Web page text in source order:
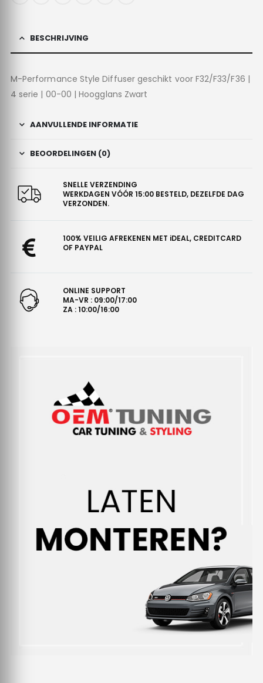
BESCHRIJVING
M-Performance Style Diffuser geschikt voor F32/F33/F36 |
4 serie | 00-00 | Hoogglans Zwart
AANVULLENDE INFORMATIE
BEOORDELINGEN (0)
SNELLE VERZENDING
WERKDAGEN VÓÓR 15:00 BESTELD, DEZELFDE DAG
VERZONDEN.
100% VEILIG AFREKENEN MET iDEAL, CREDITCARD
OF PAYPAL
ONLINE SUPPORT
MA-VR : 09:00/17:00
ZA : 10:00/16:00